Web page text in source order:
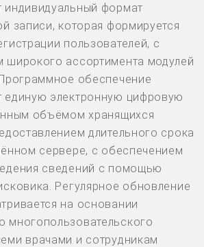
индивидуальный формат
записи, которая формируется
пользователей, с
широкого ассортимента модулей
обеспечение
единую электронную цифровую
объёмом хранящихся
длительного срока
сервере, с обеспечением
сведений с помощью
Регулярное обновление
на основании
многопользовательского
врачами и сотрудникам